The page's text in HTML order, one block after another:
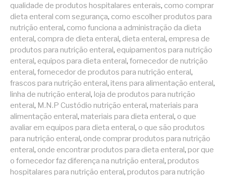
qualidade de produtos hospitalares enterais, como comprar
dieta enteral com segurança, como escolher produtos para
nutrição enteral, como funciona a administração da dieta
enteral, compra de dieta enteral, dieta enteral, empresa de
produtos para nutrição enteral, equipamentos para nutrição
enteral, equipos para dieta enteral, fornecedor de nutrição
enteral, fornecedor de produtos para nutrição enteral,
frascos para nutrição enteral, itens para alimentação enteral,
linha de nutrição enteral, loja de produtos para nutrição
enteral, M.N.P Custódio nutrição enteral, materiais para
alimentação enteral, materiais para dieta enteral, o que
avaliar em equipos para dieta enteral, o que são produtos
para nutrição enteral, onde comprar produtos para nutrição
enteral, onde encontrar produtos para dieta enteral, por que
o fornecedor faz diferença na nutrição enteral, produtos
hospitalares para nutrição enteral, produtos para nutrição